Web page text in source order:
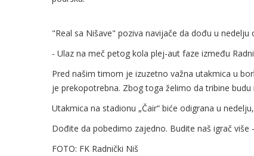
"Real sa Nišave" poziva navijače da dođu u nedelju
- Ulaz na meč petog kola plej-aut faze između
Pred našim timom je izuzetno važna utakmica u
je prekopotrebna. Zbog toga želimo da tribine
Utakmica na stadionu „Čair“ biće odigrana u
Dođite da pobedimo zajedno. Budite naš igrač više
FOTO: FK Radnički Niš